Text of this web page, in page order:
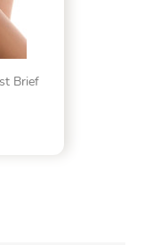
Brief